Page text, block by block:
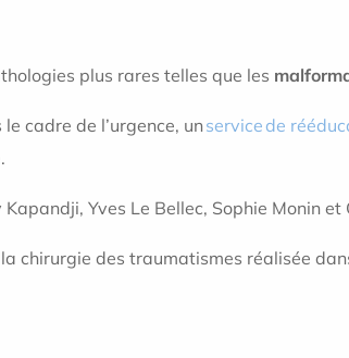
plus rares telles que les
cadre de l’urgence, unservice de
Yves Le Bellec, Sophie Monin
chirurgie des traumatismes réalisée